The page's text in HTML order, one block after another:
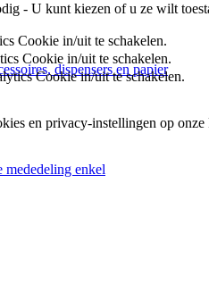
dispensers en papier
- U kunt kiezen of u ze wilt
Cookie in/uit te schakelen.
Cookie in/uit te schakelen.
Cookie in/uit te schakelen.
en privacy-instellingen op
mededeling enkel